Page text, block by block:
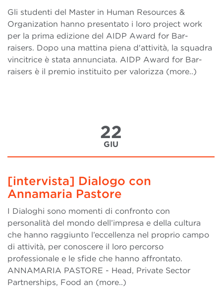
Gli studenti del Master in Human Resources &
Organization hanno presentato i loro project work
per la prima edizione del AIDP Award for Bar-
raisers. Dopo una mattina piena d'attività, la squadra
vincitrice è stata annunciata. AIDP Award for Bar-
raisers è il premio instituito per valorizza (more..)
22
GIU
[intervista] Dialogo con
Annamaria Pastore
I Dialoghi sono momenti di confronto con
personalità del mondo dell’impresa e della cultura
che hanno raggiunto l’eccellenza nel proprio campo
di attività, per conoscere il loro percorso
professionale e le sfide che hanno affrontato.
ANNAMARIA PASTORE - Head, Private Sector
Partnerships, Food an (more..)